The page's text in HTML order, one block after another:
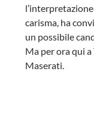
carisma, ha
un possibile
Ma per ora qui
Maserati.